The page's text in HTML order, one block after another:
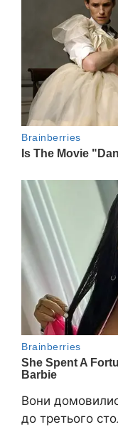
Вони
до третього